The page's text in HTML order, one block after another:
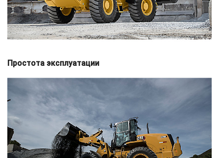
Простота эксплуатации